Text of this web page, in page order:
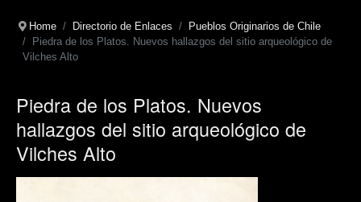
Home Directorio de Enlaces
Pueblos Originarios de Chile
Piedra de los Platos. Nuevos hallazgos del sitio arqueológico de
Vilches Alto
Piedra de los Platos. Nuevos
hallazgos del sitio arqueológico de
Vilches Alto